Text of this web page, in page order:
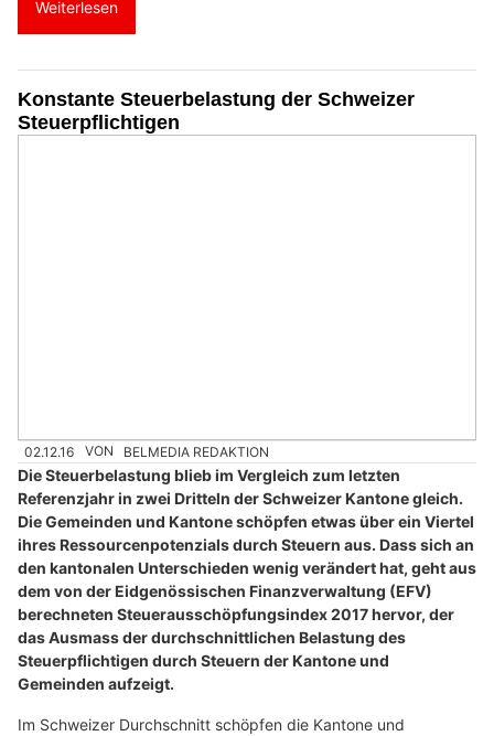
Weiterlesen
Konstante Steuerbelastung der Schweizer
Steuerpflichtigen
02.12.16 VON BELMEDIA REDAKTION
Die Steuerbelastung blieb im Vergleich zum letzten
Referenzjahr in zwei Dritteln der Schweizer Kantone gleich.
Die Gemeinden und Kantone schöpfen etwas über ein Viertel
ihres Ressourcenpotenzials durch Steuern aus. Dass sich an
den kantonalen Unterschieden wenig verändert hat, geht aus
dem von der Eidgenössischen Finanzverwaltung (EFV)
berechneten Steuerausschöpfungsindex 2017 hervor, der
das Ausmass der durchschnittlichen Belastung des
Steuerpflichtigen durch Steuern der Kantone und
Gemeinden aufzeigt.
Im Schweizer Durchschnitt schöpfen die Kantone und